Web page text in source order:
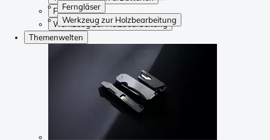
Ferngläser
Werkzeug zur Holzbearbeitung
Ferngläser
Werkzeug zur Holzbearbeitung
Themenwelten